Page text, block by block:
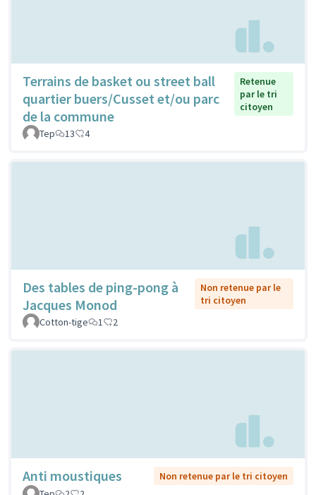
Terrains de basket ou street ball
quartier buers/Cusset et/ou parc
de la commune
Retenue
par le tri
citoyen
Tep 13 4
Des tables de ping-pong à
Jacques Monod
Non retenue par le
tri citoyen
Cotton-tige
1 2
Anti moustiques
Non retenue par le tri citoyen